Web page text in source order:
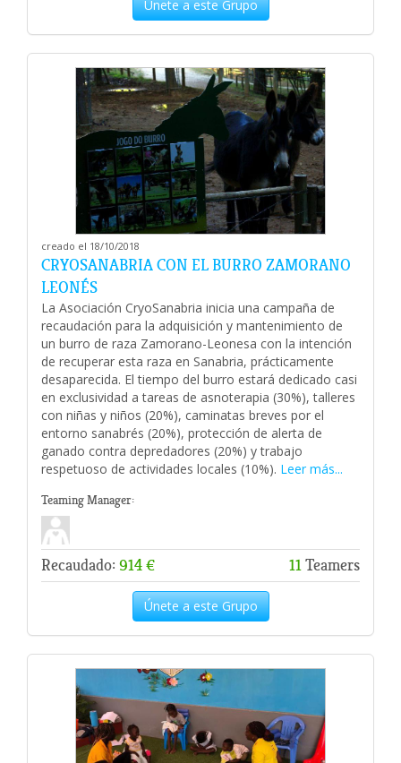
Únete a este Grupo
creado el 18/10/2018
CRYOSANABRIA CON EL BURRO ZAMORANO
LEONÉS
La Asociación CryoSanabria inicia una campaña de
recaudación para la adquisición y mantenimiento de
un burro de raza Zamorano-Leonesa con la intención
de recuperar esta raza en Sanabria, prácticamente
desaparecida. El tiempo del burro estará dedicado casi
en exclusividad a tareas de asnoterapia (30%), talleres
con niñas y niños (20%), caminatas breves por el
entorno sanabrés (20%), protección de alerta de
ganado contra depredadores (20%) y trabajo
respetuoso de actividades locales (10%). Leer más...
Teaming Manager:
Recaudado: 914 € 11Teamers
Únete a este Grupo